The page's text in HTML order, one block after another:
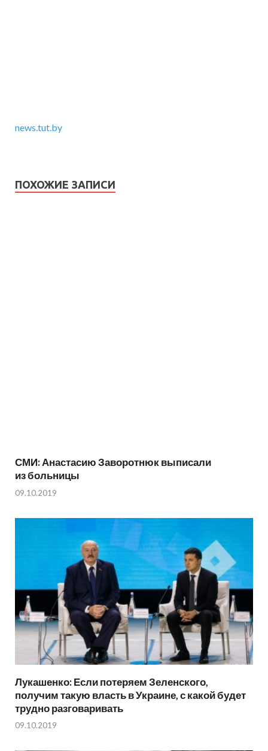
news.tut.by
ПОХОЖИЕ ЗАПИСИ
СМИ: Анастасию Заворотнюк выписали
из больницы
09.10.2019
Лукашенко: Если потеряем Зеленского,
получим такую власть в Украине, с какой будет
трудно разговаривать
09.10.2019